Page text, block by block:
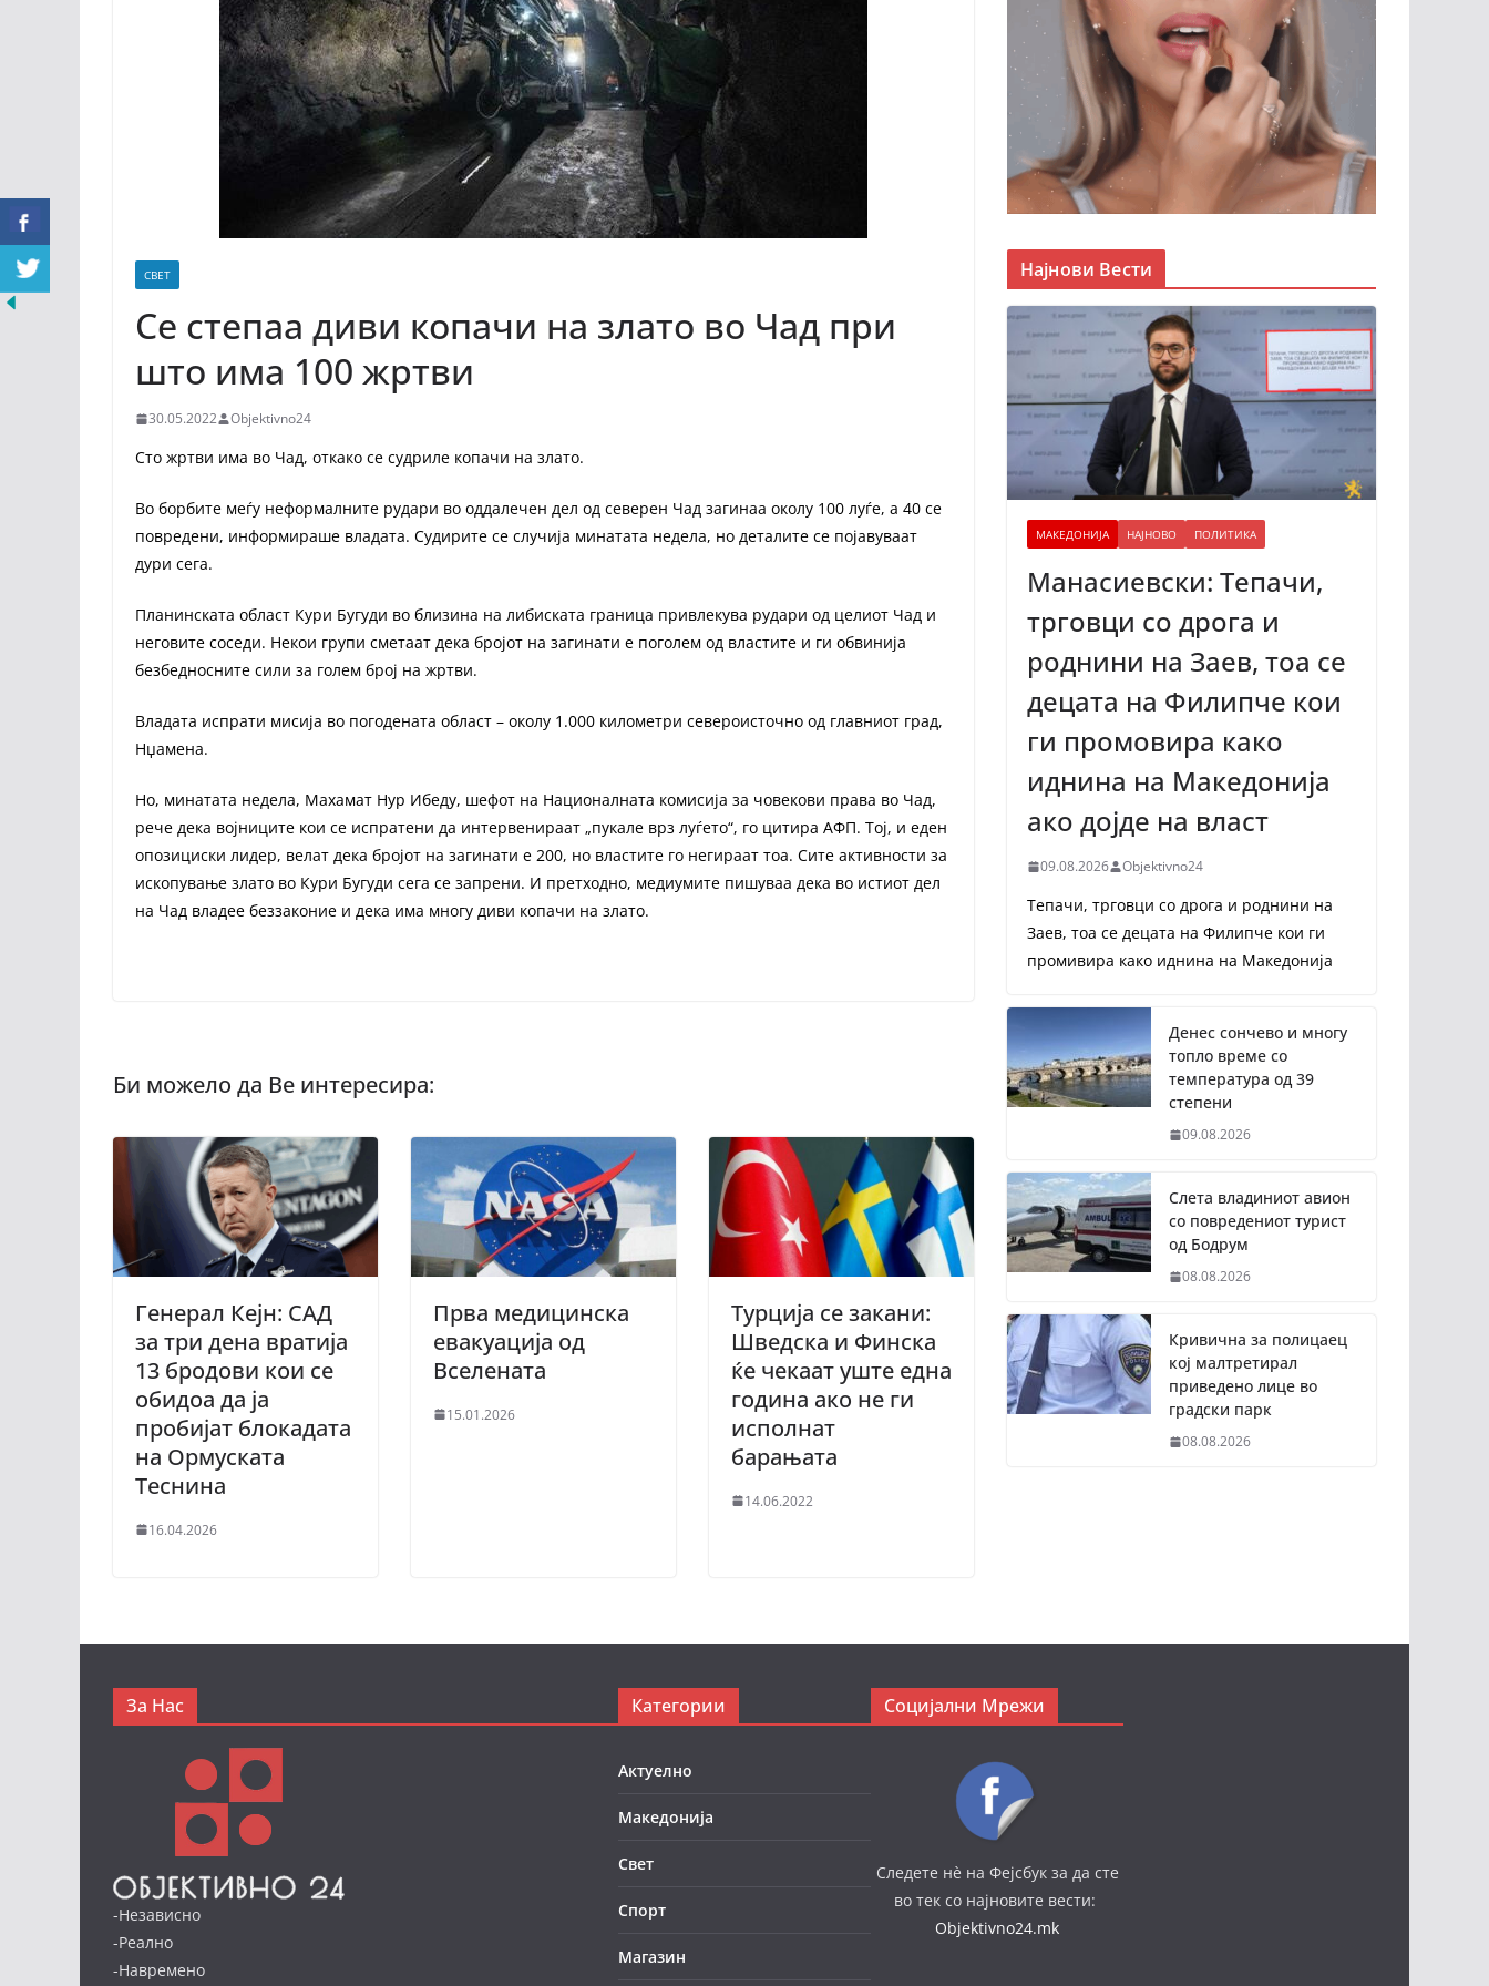
СВЕТ
Се степаа диви копачи на злато во Чад при
што има 100 жртви
30.05.2022 Objektivno24
Сто жртви има во Чад, откако се судриле копачи на злато.
Во борбите меѓу неформалните рудари во оддалечен дел од северен Чад загинаа околу 100 луѓе, а 40 се
повредени, информираше владата. Судирите се случија минатата недела, но деталите се појавуваат
дури сега.
Планинската област Кури Бугуди во близина на либиската граница привлекува рудари од целиот Чад и
неговите соседи. Некои групи сметаат дека бројот на загинати е поголем од властите и ги обвинија
безбедносните сили за голем број на жртви.
Владата испрати мисија во погодената област – околу 1.000 километри североисточно од главниот град,
Нџамена.
Но, минатата недела, Махамат Нур Ибеду, шефот на Националната комисија за човекови права во Чад,
рече дека војниците кои се испратени да интервенираат „пукале врз луѓето“, го цитира АФП. Тој, и еден
опозициски лидер, велат дека бројот на загинати е 200, но властите го негираат тоа. Сите активности за
ископување злато во Кури Бугуди сега се запрени. И претходно, медиумите пишуваа дека во истиот дел
на Чад владее беззаконие и дека има многу диви копачи на злато.
Генерал Кејн: САД
за три дена вратија
13 бродови кои се
обидоа да ја
пробијат блокадата
на Ормуската
Теснина
16.04.2026
Прва медицинска
евакуација од
Вселената
15.01.2026
Турција се закани:
Шведска и Финска
ќе чекаат уште една
година ако не ги
исполнат
барањата
14.06.2022
Најнови Вести
МАКЕДОНИЈА НАЈНОВО ПОЛИТИКА
Манасиевски: Тепачи,
трговци со дрога и
роднини на Заев, тоа се
децата на Филипче кои
ги промoвира како
иднина на Македонија
ако дојде на власт
09.08.2026 Objektivno24
Тепачи, трговци со дрога и роднини на
Заев, тоа се децата на Филипче кои ги
промивира како иднина на Македонија
Денес сончево и многу
топло време со
температура од 39
степени
09.08.2026
Слета владиниот авион
со повредениот турист
од Бодрум
08.08.2026
Кривична за полицаец
кој малтретирал
приведено лице во
градски парк
08.08.2026
За Нас
-Независно
-Реално
-Навремено
Категории
Актуелно
Македонија
Свет
Спорт
Магазин
Социјални Мрежи
Следете нè на Фејсбук за да сте
во тек со најновите вести:
Objektivno24.mk